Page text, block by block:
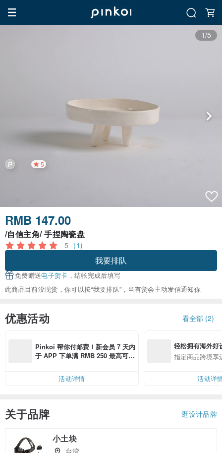
1/5
5
RMB 147.00
/自信主角/ 手捏陶瓷盘
5 (1)
我要排队
免费赠送电子贺卡 ，结帐完成后填写
此商品目前没现货，你可以按“我要排队”，当有货会主动发信通知你
优惠活动 看全部 (2)
Pinkoi 帮你付邮费！新会员 7 天内
于 APP 下单满 RMB 250 最高可折
活动详情
轻松拥有海外好
指定商品跨境享
活动详
关于品牌 逛设计品牌
小土块